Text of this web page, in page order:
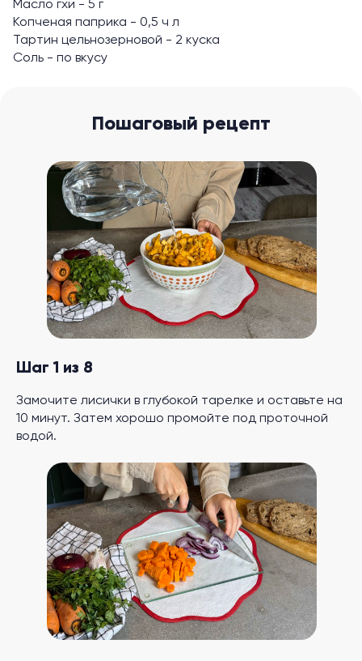
Масло гхи - 5 г
Копченая паприка - 0,5 ч л
Тартин цельнозерновой - 2 куска
Соль - по вкусу
Пошаговый рецепт
Шаг 1 из 8
Замочите лисички в глубокой тарелке и оставьте на
10 минут. Затем хорошо промойте под проточной
водой.